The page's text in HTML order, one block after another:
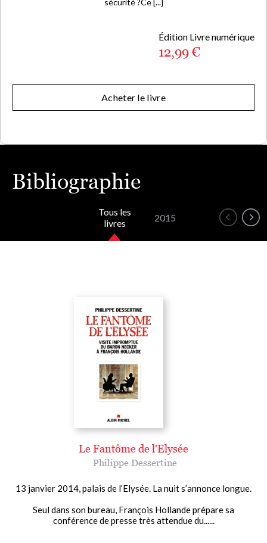
Édition Livre numérique
12,99 €
Acheter le livre
Bibliographie
Tous les
livres
2015
Le Fantôme de l'Elysée
Philippe Dessertine
13 janvier 2014, palais de l’Elysée. La nuit s’annonce longue.
Seul dans son bureau, François Hollande prépare sa
conférence de presse très attendue du......